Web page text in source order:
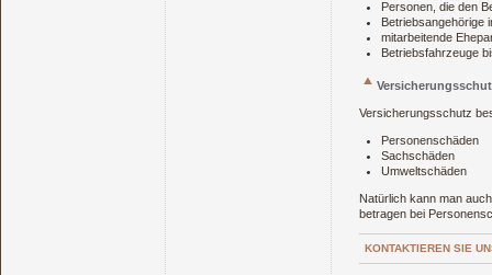
Personen, die den
Betriebsangehörige
mitarbeitende
Betriebsfahrzeuge
Versicherungsschutz
Personenschäden
Sachschäden
Umweltschäden
Natürlich kann man
betragen bei
KONTAKTIEREN SIE